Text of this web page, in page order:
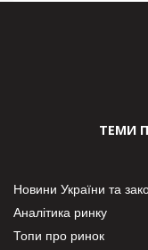
ТЕМИ
Новини України та
Аналітика ринку
Топи про ринок